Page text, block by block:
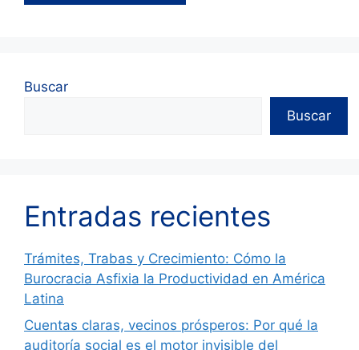
Buscar
Buscar
Entradas recientes
Trámites, Trabas y Crecimiento: Cómo la
Burocracia Asfixia la Productividad en América
Latina
Cuentas claras, vecinos prósperos: Por qué la
auditoría social es el motor invisible del